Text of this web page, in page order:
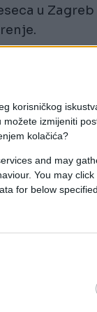
korisničkog
izmijeniti
kolačića?
and may
You may
for below
u Zagreb
hrvatski
sukoba s
kojoj je
dio